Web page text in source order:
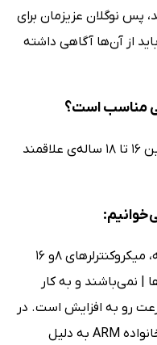
نوگلان عزیزمان برای
از آن‌ها آگاهی داشته
مطالعه‌ی این کتاب به نوجوانان سنین 16 تا 18 ساله‌ی علاقمند
با پیشرفت سیستم‌های توسعه یافته، میکروکنترلرهای 8و 16
| نمی‌باشند و به کار
32 بیتی به سرعت رو به افزایش است. در
این میان میکروکنترلرهای 32 بیتی خانواده ARM به دلیل